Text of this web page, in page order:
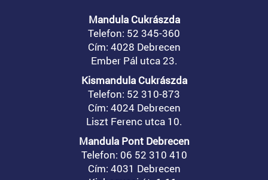
Mandula Cukrászda
Telefon: 52 345-360
Cím: 4028 Debrecen
Ember Pál utca 23.
Kismandula Cukrászda
Telefon: 52 310-873
Cím: 4024 Debrecen
Liszt Ferenc utca 10.
Mandula Pont Debrecen
Telefon: 06 52 310 410
Cím: 4031 Debrecen